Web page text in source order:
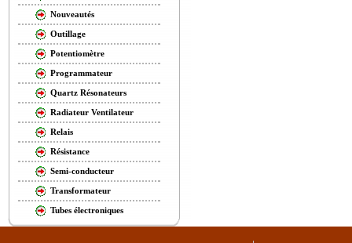
Nouveautés
Outillage
Potentiomètre
Programmateur
Quartz Résonateurs
Radiateur Ventilateur
Relais
Résistance
Semi-conducteur
Transformateur
Tubes électroniques